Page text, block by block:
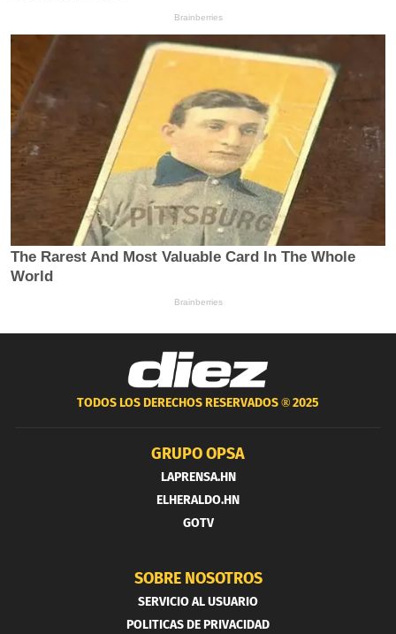
TODOS LOS DERECHOS RESERVADOS ®2025
GRUPO OPSA
LAPRENSA.HN
ELHERALDO.HN
GOTV
SOBRE NOSOTROS
SERVICIO AL USUARIO
POLITICAS DE PRIVACIDAD